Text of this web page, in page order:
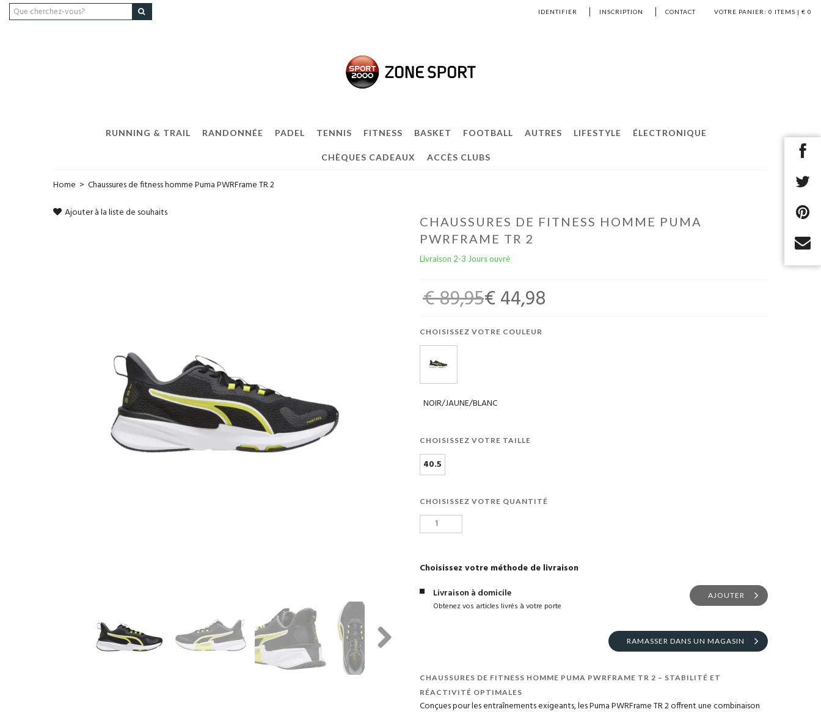
VOTRE PANIER: 0 ITEMS | € 0
IDENTIFIER INSCRIPTION CONTACT
RUNNING & TRAIL RANDONNÉE PADEL TENNIS FITNESS BASKET FOOTBALL AUTRES LIFESTYLE ÉLECTRONIQUE
CHÈQUES CADEAUX ACCÈS CLUBS
Home > Chaussures de fitness homme Puma PWRFrame TR 2
Ajouter à la liste de souhaits
CHAUSSURES DE FITNESS HOMME PUMA
PWRFRAME TR 2
Livraison 2-3 Jours ouvré
€ 89,95€ 44,98
CHOISISSEZ VOTRE COULEUR
NOIR/JAUNE/BLANC
CHOISISSEZ VOTRE TAILLE
40.5
CHOISISSEZ VOTRE QUANTITÉ
Choisissez votre méthode de livraison
Livraison à domicile
Obtenez vos articles livrés à votre porte
AJOUTER
RAMASSER DANS UN MAGASIN
CHAUSSURES DE FITNESS HOMME PUMA PWRFRAME TR 2 – STABILITÉ ET
RÉACTIVITÉ OPTIMALES
Conçues pour les entraînements exigeants, les Puma PWRFrame TR 2 offrent une combinaison